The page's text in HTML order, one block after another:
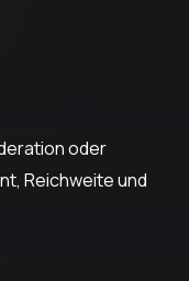
oder
Reichweite und